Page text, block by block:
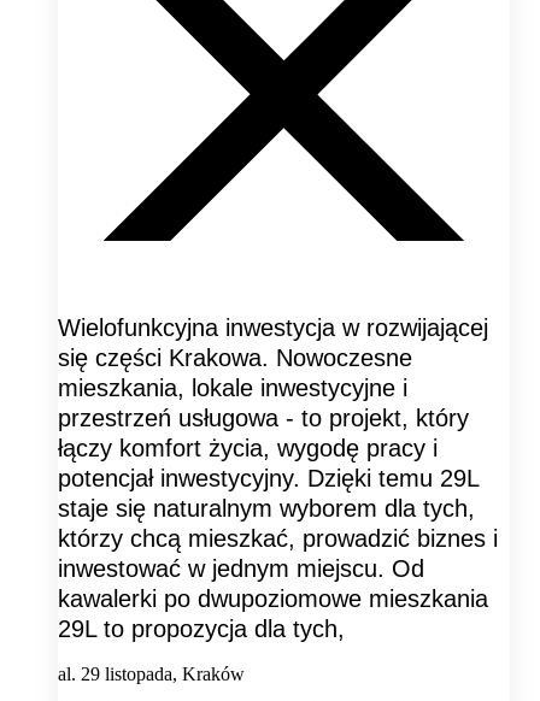
Wielofunkcyjna inwestycja w rozwijającej
się części Krakowa. Nowoczesne
mieszkania, lokale inwestycyjne i
przestrzeń usługowa - to projekt, który
łączy komfort życia, wygodę pracy i
potencjał inwestycyjny. Dzięki temu 29L
staje się naturalnym wyborem dla tych,
którzy chcą mieszkać, prowadzić biznes i
inwestować w jednym miejscu. Od
kawalerki po dwupoziomowe mieszkania
29L to propozycja dla tych,
al. 29 listopada, Kraków